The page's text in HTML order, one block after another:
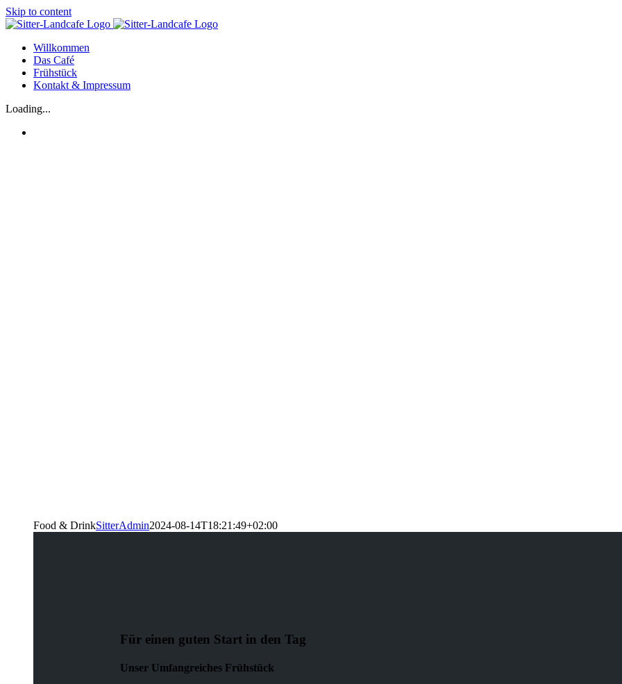
Skip to content
Willkommen
Das Café
Frühstück
Kontakt & Impressum
Loading...
Food & DrinkSitterAdmin2024-08-14T18:21:49+02:00
Für einen guten Start in den Tag
Unser Umfangreiches Frühstück